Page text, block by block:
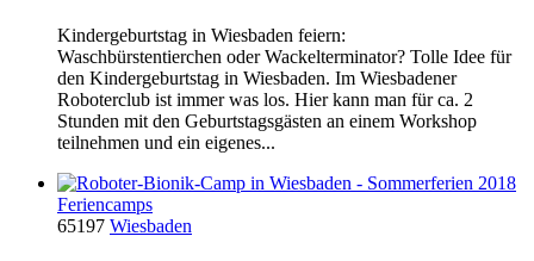
Kindergeburtstag in Wiesbaden feiern:
Waschbürstentierchen oder Wackelterminator? Tolle Idee für
den Kindergeburtstag in Wiesbaden. Im Wiesbadener
Roboterclub ist immer was los. Hier kann man für ca. 2
Stunden mit den Geburtstagsgästen an einem Workshop
teilnehmen und ein eigenes...
Feriencamps
65197 Wiesbaden